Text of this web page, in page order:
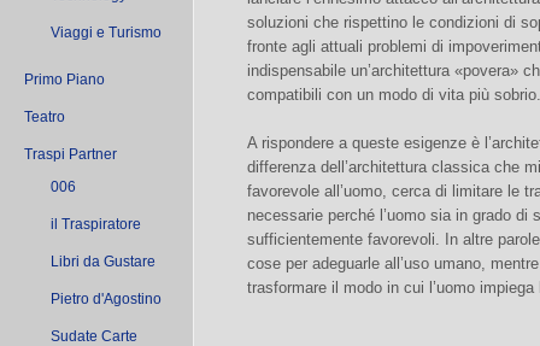
Viaggi e Turismo
Primo Piano
Teatro
Traspi Partner
006
il Traspiratore
Libri da Gustare
Pietro d'Agostino
Sudate Carte
soluzioni che rispettino le condizioni di
fronte agli attuali problemi di
indispensabile un’architettura «povera»
compatibili con un modo di vita più sobrio.
A rispondere a queste esigenze è
differenza dell’architettura classica che
favorevole all’uomo, cerca di limitare le
necessarie perché l’uomo sia in grado di
sufficientemente favorevoli. In altre
cose per adeguarle all’uso umano,
trasformare il modo in cui l’uomo